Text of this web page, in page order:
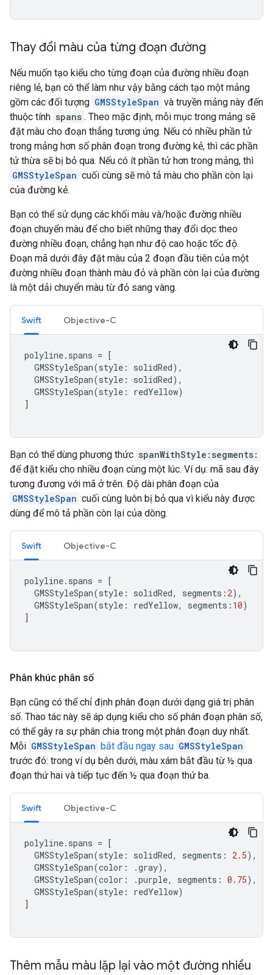
Thay đổi màu của từng đoạn đường
Nếu muốn tạo kiểu cho từng đoạn của đường nhiều đoạn
riêng lẻ, bạn có thể làm như vậy bằng cách tạo một mảng
gồm các đối tượng GMSStyleSpan và truyền mảng này đến
thuộc tính spans . Theo mặc định, mỗi mục trong mảng sẽ
đặt màu cho đoạn thẳng tương ứng. Nếu có nhiều phần tử
trong mảng hơn số phân đoạn trong đường kẻ, thì các phần
tử thừa sẽ bị bỏ qua. Nếu có ít phần tử hơn trong mảng, thì
GMSStyleSpan cuối cùng sẽ mô tả màu cho phần còn lại
của đường kẻ.
Bạn có thể sử dụng các khối màu và/hoặc đường nhiều
đoạn chuyển màu để cho biết những thay đổi dọc theo
đường nhiều đoạn, chẳng hạn như độ cao hoặc tốc độ.
Đoạn mã dưới đây đặt màu của 2 đoạn đầu tiên của một
đường nhiều đoạn thành màu đỏ và phần còn lại của đường
là một dải chuyển màu từ đỏ sang vàng.
Swift Objective-C
polyline. spans =
[
GMSStyleSpan(style : solidRed),
GMSStyleSpan(style : solidRed),
GMSStyleSpan(style : redYellow)
]
Bạn có thể dùng phương thức spanWithStyle:segments:
để đặt kiểu cho nhiều đoạn cùng một lúc. Ví dụ: mã sau đây
tương đương với mã ở trên. Độ dài phân đoạn của
GMSStyleSpan cuối cùng luôn bị bỏ qua vì kiểu này được
dùng để mô tả phần còn lại của dòng.
Swift Objective-C
polyline. spans =
[
GMSStyleSpan(style : solidRed, segments : 2),
GMSStyleSpan(style : redYellow, segments : 10)
]
Phân khúc phân số
Bạn cũng có thể chỉ định phân đoạn dưới dạng giá trị phân
số. Thao tác này sẽ áp dụng kiểu cho số phân đoạn phân số,
có thể gây ra sự phân chia trong một phân đoạn duy nhất.
Mỗi GMSStyleSpan bắt đầu ngay sau GMSStyleSpan
trước đó: trong ví dụ bên dưới, màu xám bắt đầu từ ½ qua
đoạn thứ hai và tiếp tục đến ½ qua đoạn thứ ba.
Swift Objective-C
polyline. spans =
[
GMSStyleSpan(style : solidRed, segments : 2.5),
GMSStyleSpan(color : .gray),
GMSStyleSpan(color : .purple, segments : 0.75),
GMSStyleSpan(style : redYellow)
]
Thêm mẫu màu lặp lại vào một đường nhiều